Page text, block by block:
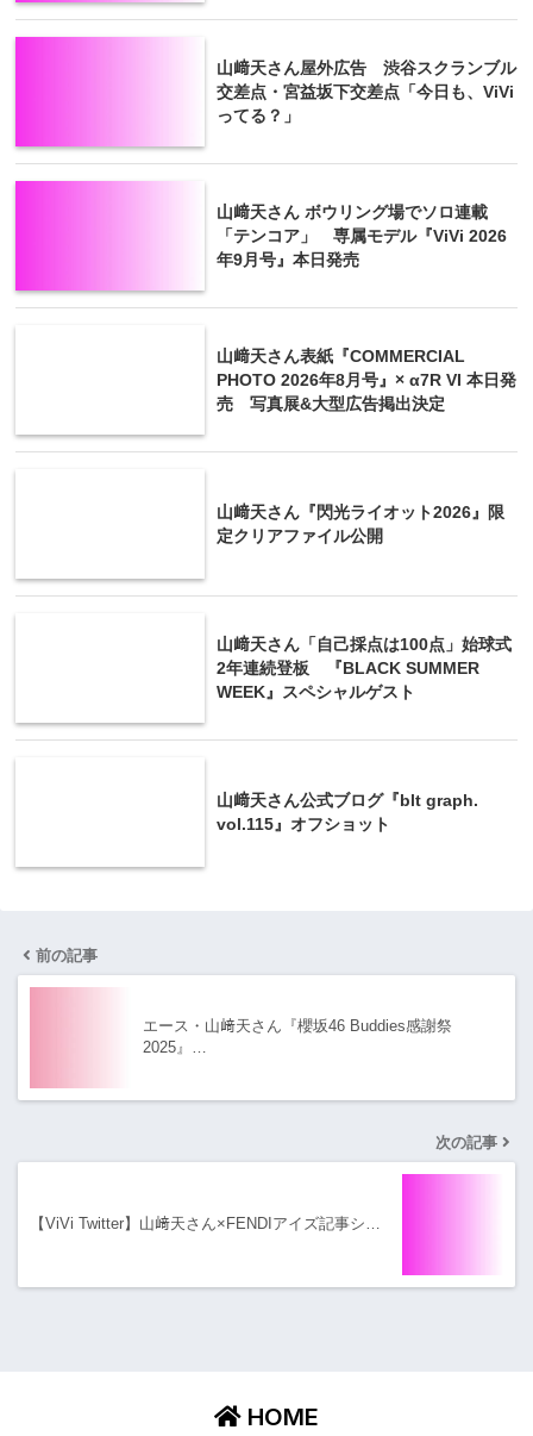
山﨑天さん屋外広告 渋谷スクランブル
交差点・宮益坂下交差点「今日も、ViVi
ってる？」
山﨑天さん ボウリング場でソロ連載
「テンコア」 専属モデル『ViVi 2026
年9月号』本日発売
山﨑天さん表紙『COMMERCIAL
PHOTO 2026年8月号』× α7R VI 本日発
売 写真展&大型広告掲出決定
山﨑天さん『閃光ライオット2026』限
定クリアファイル公開
山﨑天さん「自己採点は100点」始球式
2年連続登板 『BLACK SUMMER
WEEK』スペシャルゲスト
山﨑天さん公式ブログ『blt graph.
vol.115』オフショット
前の記事
エース・山﨑天さん『櫻坂46 Buddies感謝祭
2025』…
次の記事
【ViVi Twitter】山﨑天さん×FENDIアイズ記事シ…
HOME